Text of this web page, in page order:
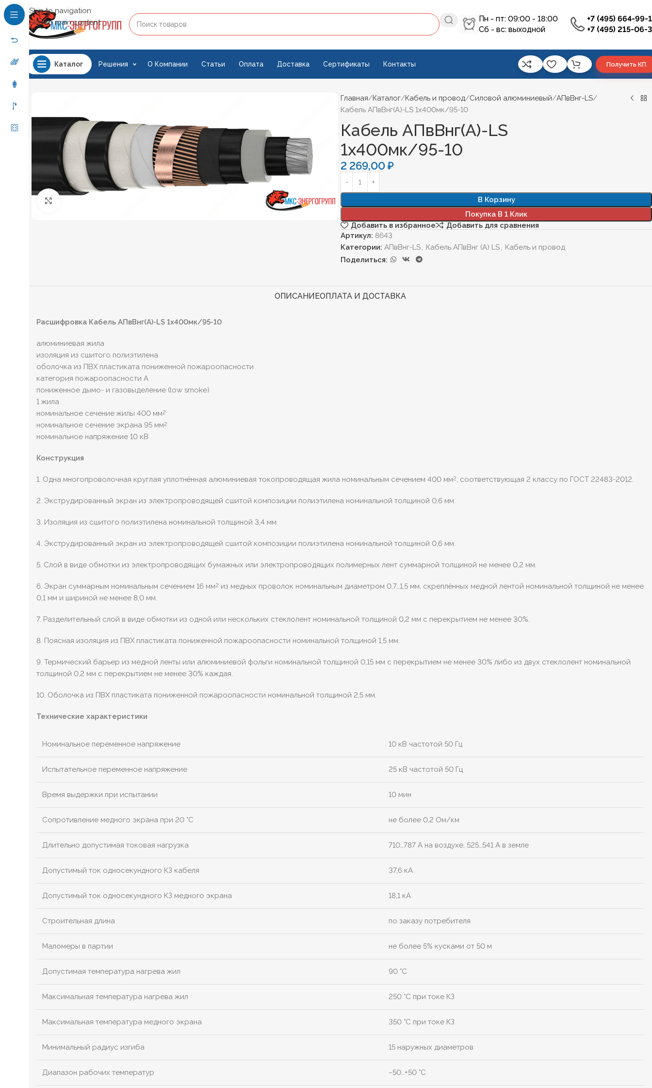
Skip to navigation
Skip to main content
Пн - пт: 09:00 - 18:00
Сб - вс: выходной
+7 (495) 664-99-
+7 (495) 215-06-
Каталог Решения О Компании Статьи Оплата Доставка Сертификаты Контакты Получить КП
Главная Каталог Кабель и провод Силовой алюминиевый АПвВнг-LS
Кабель АПвВнг(А)-LS 1х400мк/95-10
Кабель АПвВнг(А)-LS
1х400мк/95-10
2 269,00₽
В Корзину
Покупка В 1 Клик
Добавить в избранное
Добавить для сравнения
Артикул: 8643
Категории: АПвВнг-LS, Кабель АПвВнг (А) LS, Кабель и провод
Поделиться:
ОПИСАНИЕОПЛАТА И ДОСТАВКА
Расшифровка Кабель АПвВнг(А)-LS 1х400мк/95-10
алюминиевая жила
изоляция из сшитого полиэтилена
оболочка из ПВХ пластиката пониженной пожароопасности
категория пожароопасности A
пониженное дымо- и газовыделение (low smoke)
1 жила
номинальное сечение жилы 400 мм2
номинальное сечение экрана 95 мм2
номинальное напряжение 10 кВ
Конструкция
1. Одна многопроволочная круглая уплотнённая алюминиевая токопроводящая жила номинальным сечением 400 мм2, соответствующая 2 классу по ГОСТ 22483-2012.
2. Экструдированный экран из электропроводящей сшитой композиции полиэтилена номинальной толщиной 0,6 мм.
3. Изоляция из сшитого полиэтилена номинальной толщиной 3,4 мм.
4. Экструдированный экран из электропроводящей сшитой композиции полиэтилена номинальной толщиной 0,6 мм.
5. Слой в виде обмотки из электропроводящих бумажных или электропроводящих полимерных лент суммарной толщиной не менее 0,2 мм.
6. Экран суммарным номинальным сечением 16 мм2 из медных проволок номинальным диаметром 0,7…1,5 мм, скреплённых медной лентой номинальной толщиной не менее
0,1 мм и шириной не менее 8,0 мм.
7. Разделительный слой в виде обмотки из одной или нескольких стеклолент номинальной толщиной 0,2 мм с перекрытием не менее 30%.
8. Поясная изоляция из ПВХ пластиката пониженной пожароопасности номинальной толщиной 1,5 мм.
9. Термический барьер из медной ленты или алюминиевой фольги номинальной толщиной 0,15 мм с перекрытием не менее 30% либо из двух стеклолент номинальной
толщиной 0,2 мм с перекрытием не менее 30% каждая.
10. Оболочка из ПВХ пластиката пониженной пожароопасности номинальной толщиной 2,5 мм.
Технические характеристики
Номинальное переменное напряжение 10 кВ частотой 50 Гц
Испытательное переменное напряжение 25 кВ частотой 50 Гц
Время выдержки при испытании 10 мин
Сопротивление медного экрана при 20 °С не более 0,2 Ом/км
Длительно допустимая токовая нагрузка 710…787 А на воздухе, 525…541 А в земле
Допустимый ток односекундного КЗ кабеля 37,6 кА
Допустимый ток односекундного КЗ медного экрана 18,1 кА
Строительная длина по заказу потребителя
Маломеры в партии не более 5% кусками от 50 м
Допустимая температура нагрева жил 90 °C
Максимальная температура нагрева жил 250 °C при токе КЗ
Максимальная температура медного экрана 350 °C при токе КЗ
Минимальный радиус изгиба 15 наружных диаметров
Диапазон рабочих температур −50…+50 °C